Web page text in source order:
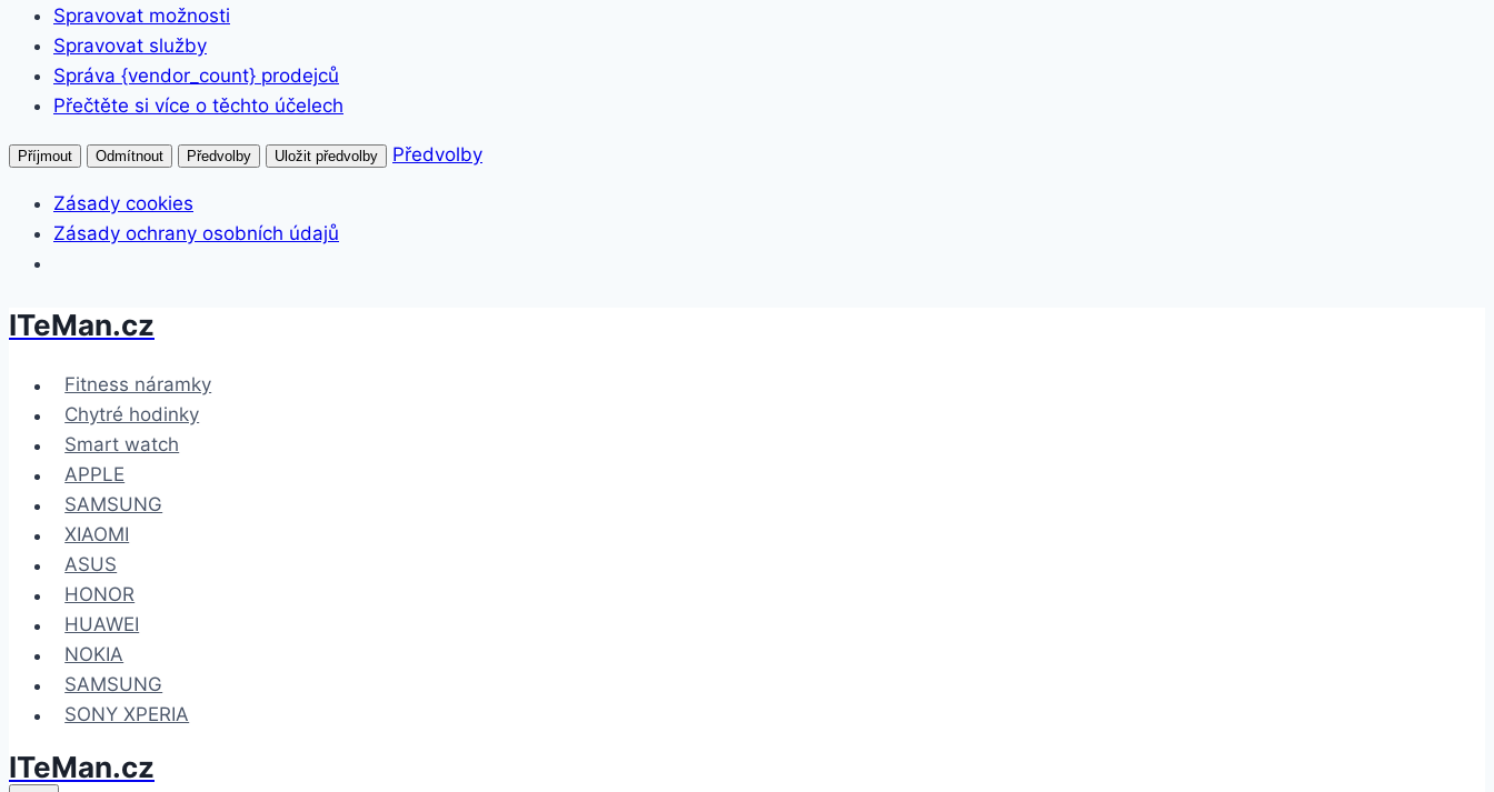
Spravovat možnosti
Spravovat služby
Správa {vendor_count} prodejců
Přečtěte si více o těchto účelech
Příjmout Odmítnout Předvolby Uložit předvolby Předvolby
Zásady cookies
Zásady ochrany osobních údajů
Přeskočit
obsah
ITeMan.cz
Fitness náramky
Chytré hodinky
Smart watch
APPLE
SAMSUNG
XIAOMI
ASUS
HONOR
HUAWEI
NOKIA
SAMSUNG
SONY XPERIA
ITeMan.cz